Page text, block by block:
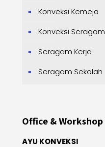
Konveksi Kemeja
Konveksi Seragam
Seragam Kerja
Seragam Sekolah
Office & Workshop
AYU KONVEKSI